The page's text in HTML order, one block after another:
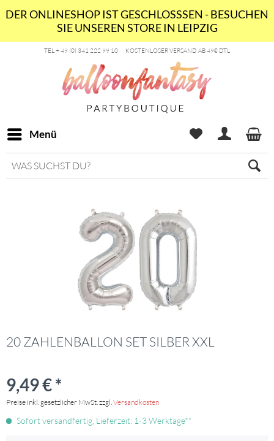
DER ONLINESHOP IST GESCHLOSSSEN - BESUCHEN
SIE UNSEREN STORE IN LEIPZIG
TEL + 49 (0) 341 222 99 10 KOSTENLOSER VERSAND AB 49€ DTL
Menü
20 ZAHLENBALLON SET SILBER XXL
9,49 € *
Preise inkl. gesetzlicher MwSt. zzgl.Versandkosten
Sofort versandfertig, Lieferzeit: 1-3 Werktage**